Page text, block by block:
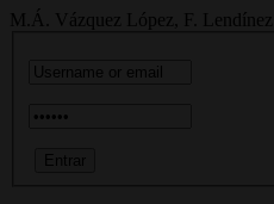
M.Á. Vázquez López, F.